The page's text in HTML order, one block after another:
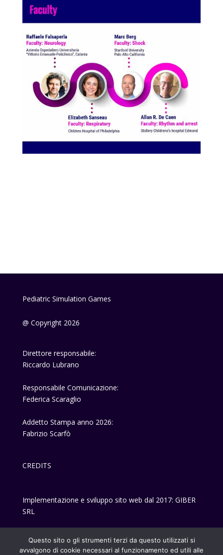
Pediatric Simulation Games
@ Copyright 2026
Direttore responsabile:
Riccardo Lubrano
Responsabile Comunicazione:
Federica Scaraglio
Addetto Stampa anno 2026:
Fabrizio Scarfò
CREDITS
Implementazione e sviluppo sito web dal 2017: GIBER
SRL
Questo sito o gli strumenti terzi da questo utilizzati si
avvalgono di cookie necessari al funzionamento ed utili alle